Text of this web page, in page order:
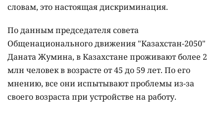
словам, это настоящая дискриминация.
По данным председателя совета
Общенационального движения "Казахстан-2050"
Даната Жумина, в Казахстане проживаютболее 2
млн человек в возрасте от 45 до 59 лет. По его
мнению, все они испытывают проблемы из-за
своего возраста при устройстве на работу.